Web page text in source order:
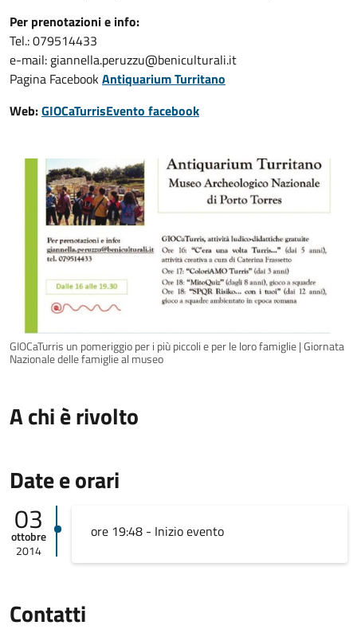
Per prenotazioni e info:
Tel.: 079514433
e-mail: giannella.peruzzu@beniculturali.it
Pagina FacebookAntiquarium Turritano
Web:GIOCaTurrisEvento facebook
GIOCaTurris un pomeriggio per i più piccoli e per le loro famiglie | Giornata
Nazionale delle famiglie al museo
A chi è rivolto
Date e orari
03
ottobre
2014
ore 19:48 - Inizio evento
Contatti